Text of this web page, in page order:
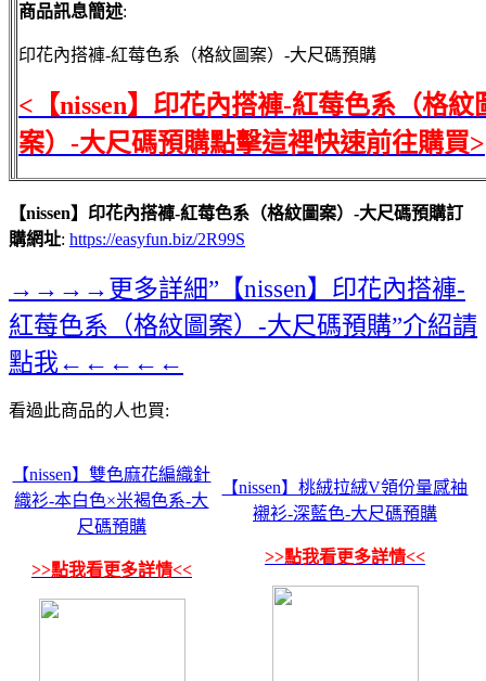
商品訊息簡述:
印花內搭褲-紅莓色系（格紋圖案）-大尺碼預購
<【nissen】印花內搭褲-紅莓色系（格紋
案）-大尺碼預購點擊這裡快速前往購買>
【nissen】印花內搭褲-紅莓色系（格紋圖案）-大尺碼預購訂
購網址: https://easyfun.biz/2R99S
→→→→更多詳細”【nissen】印花內搭褲-
紅莓色系（格紋圖案）-大尺碼預購”介紹請
點我←←←←←
看過此商品的人也買:
【nissen】雙色麻花編織針
織衫-本白色×米褐色系-大
尺碼預購
>>點我看更多詳情<<
【nissen】桃絨拉絨V領份量感袖
襯衫-深藍色-大尺碼預購
>>點我看更多詳情<<